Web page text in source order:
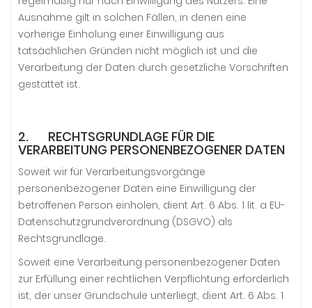
Ausnahme gilt in solchen Fällen, in denen eine
vorherige Einholung einer Einwilligung aus
tatsächlichen Gründen nicht möglich ist und die
Verarbeitung der Daten durch gesetzliche Vorschriften
gestattet ist.
2. RECHTSGRUNDLAGE FÜR DIE
VERARBEITUNG PERSONENBEZOGENER DATEN
Soweit wir für Verarbeitungsvorgänge
personenbezogener Daten eine Einwilligung der
betroffenen Person einholen, dient Art. 6 Abs. 1 lit. a EU-
Datenschutzgrundverordnung (DSGVO) als
Rechtsgrundlage.
Soweit eine Verarbeitung personenbezogener Daten
zur Erfüllung einer rechtlichen Verpflichtung erforderlich
ist, der unser Grundschule unterliegt, dient Art. 6 Abs. 1